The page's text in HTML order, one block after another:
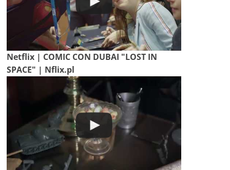
Netflix | COMIC CON DUBAI "LOST IN
SPACE" | Nflix.pl